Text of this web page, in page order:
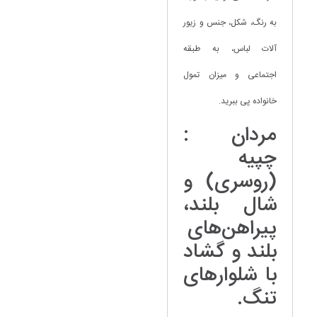
به رنگ، شکل، جنس و زیور
آلات لباس، به طبقه
اجتماعی و میزان تمول
خانواده پی ببرید.
مردان :
چپیه
(روسری) و
شال بلند،
پیراهن‌های
بلند و گشاد
با شلوارهای
تنگ.